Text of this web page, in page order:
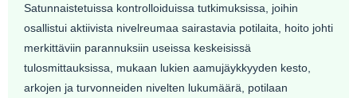
Satunnaistetuissa kontrolloiduissa tutkimuksissa, joihin
osallistui aktiivista nivelreumaa sairastavia potilaita, hoito johti
merkittäviin parannuksiin useissa keskeisissä
tulosmittauksissa, mukaan lukien aamujäykkyyden kesto,
arkojen ja turvonneiden nivelten lukumäärä, potilaan